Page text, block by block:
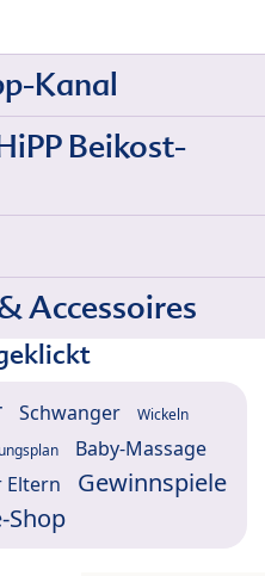
Kanal
Beikost-
Accessoires
Schwanger Wickeln
Baby-Massage
Eltern
Gewinnspiele
Shop